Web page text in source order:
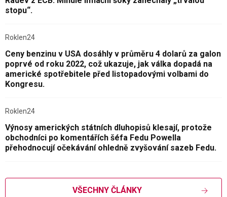
stopu“.
Roklen24
Ceny benzinu v USA dosáhly v průměru 4 dolarů za galon
poprvé od roku 2022, což ukazuje, jak válka dopadá na
americké spotřebitele před listopadovými volbami do
Kongresu.
Roklen24
Výnosy amerických státních dluhopisů klesají, protože
obchodníci po komentářích šéfa Fedu Powella
přehodnocují očekávání ohledně zvyšování sazeb Fedu.
VŠECHNY ČLÁNKY